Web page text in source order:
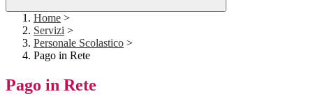
Home >
Servizi >
Personale Scolastico >
Pago in Rete
Pago in Rete